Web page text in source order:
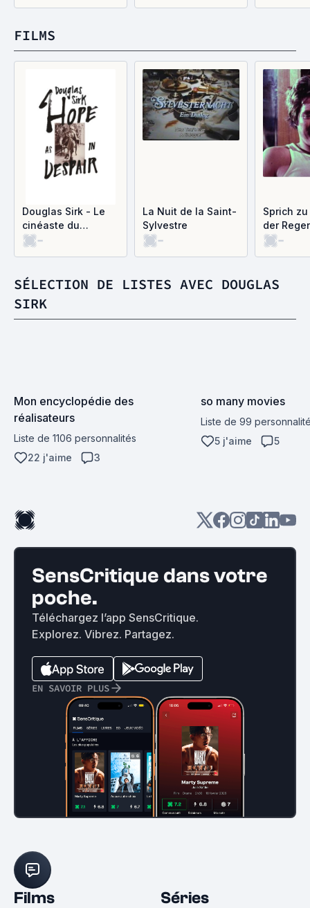
FILMS
Douglas Sirk - Le
cinéaste du
mélodrame
-
La Nuit de la Saint-
Sylvestre
-
Sprich
der
-
SÉLECTION DE LISTES AVEC DOUGLAS
SIRK
Mon encyclopédie des
réalisateurs
Liste de 1106 personnalités
22 j'aime
3
so many movies
Liste de 99
5 j'aime
5
SensCritique dans votre
poche.
Téléchargez l’app SensCritique.
Explorez. Vibrez. Partagez.
EN SAVOIR PLUS
Films Séries